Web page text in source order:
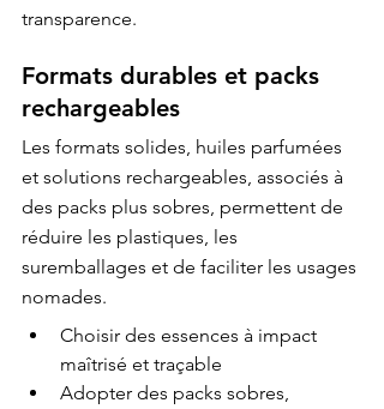
transparence.
Formats durables et packs
rechargeables
Les formats solides, huiles parfumées
et solutions rechargeables, associés à
des packs plus sobres, permettent de
réduire les plastiques, les
suremballages et de faciliter les usages
nomades.
Choisir des essences à impact
maîtrisé et traçable
Adopter des packs sobres,